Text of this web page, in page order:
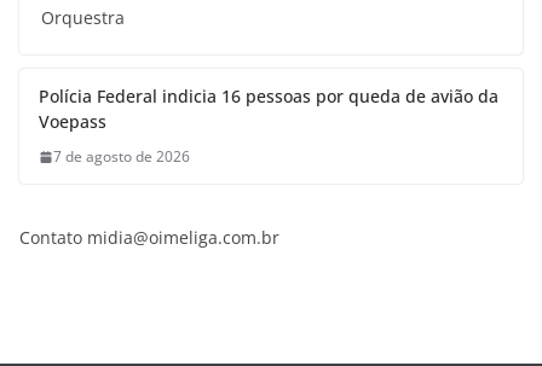
Orquestra
Polícia Federal indicia 16 pessoas por queda de avião da
Voepass
7 de agosto de 2026
Contato midia@oimeliga.com.br